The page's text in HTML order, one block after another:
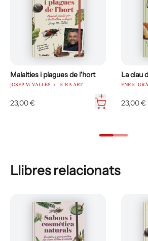
Malalties i plagues de l'hort
JOSEP M. VALLÈS ICRA ART
23,00 €
La clau
ENRIC
23,00 €
Llibres relacionats